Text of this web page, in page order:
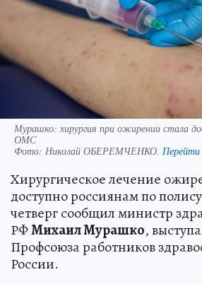
Мурашко: хирургия при ожирении стала
ОМС
Фото: Николай ОБЕРЕМЧЕНКО.
Хирургическое лечение
доступно россиянам по
четверг сообщил министр
РФМихаил Мурашко,
Профсоюза работников
России.